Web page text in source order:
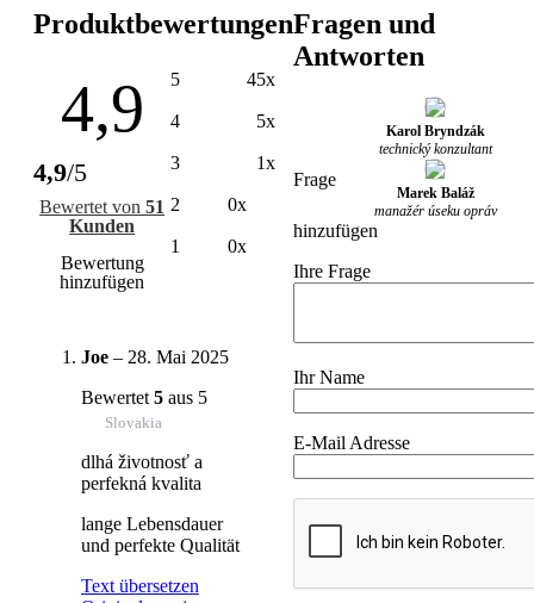
Produktbewertungen
4,9
4,9/5
Bewertet von51
Kunden
Bewertung
hinzufügen
5 45x
4 5x
3 1x
2 0x
1 0x
Joe – 28. Mai 2025
Bewertet 5 aus 5
Slovakia
dlhá životnosť a
perfekná kvalita
lange Lebensdauer
und perfekte Qualität
Text übersetzen
Fragen und
Antworten
Karol Bryndzák
technický konzultant
Marek Baláž
manažér úseku opráv
Frage
hinzufügen
Ihre Frage
Ihr Name
E-Mail Adresse